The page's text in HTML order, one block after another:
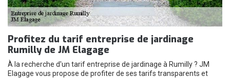
Profitez du tarif entreprise de jardinage
Rumilly de JM Elagage
À la recherche d'un tarif entreprise de jardinage à Rumilly ? JM
Elagage vous propose de profiter de ses tarifs transparents et